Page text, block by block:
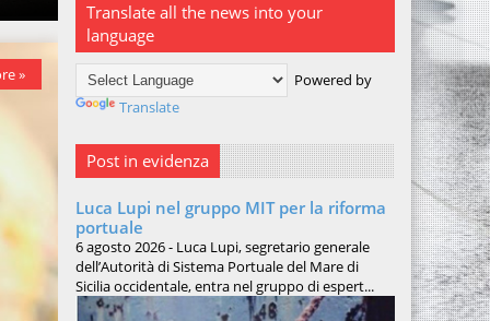
»
Translate all the news into your
language
Powered by
Translate
Post in evidenza
Luca Lupi nel gruppo MIT per la riforma
portuale
6 agosto 2026 - Luca Lupi, segretario generale
dell’Autorità di Sistema Portuale del Mare di
Sicilia occidentale, entra nel gruppo di espert...